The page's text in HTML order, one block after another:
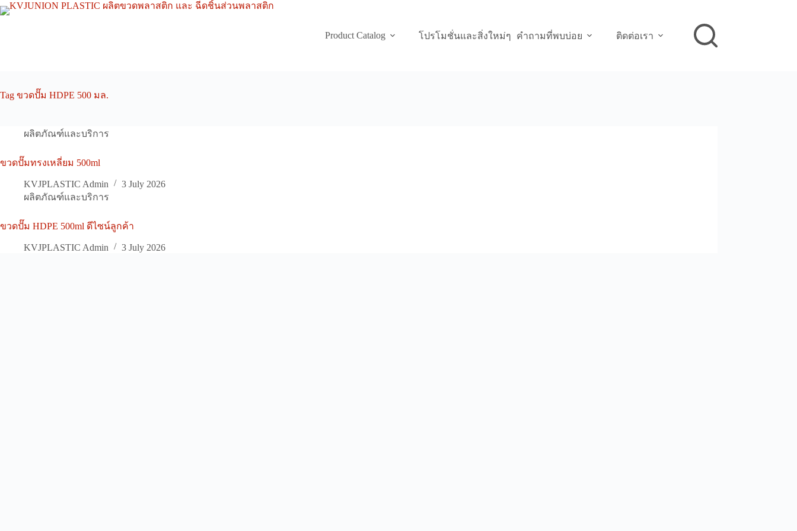
Skip
to
Product Catalog
โปรโมชั่นและสิ่งใหม่ๆ คำถามที่พบบ่อย ติดต่อเรา
Tag ขวดปั๊ม HDPE 500 มล.
ผลิตภัณฑ์และบริการ
ขวดปั๊มทรงเหลี่ยม 500ml
KVJPLASTIC Admin
3 July 2026
ผลิตภัณฑ์และบริการ
ขวดปั๊ม HDPE 500ml ดีไซน์ลูกค้า
KVJPLASTIC Admin 3 July 2026